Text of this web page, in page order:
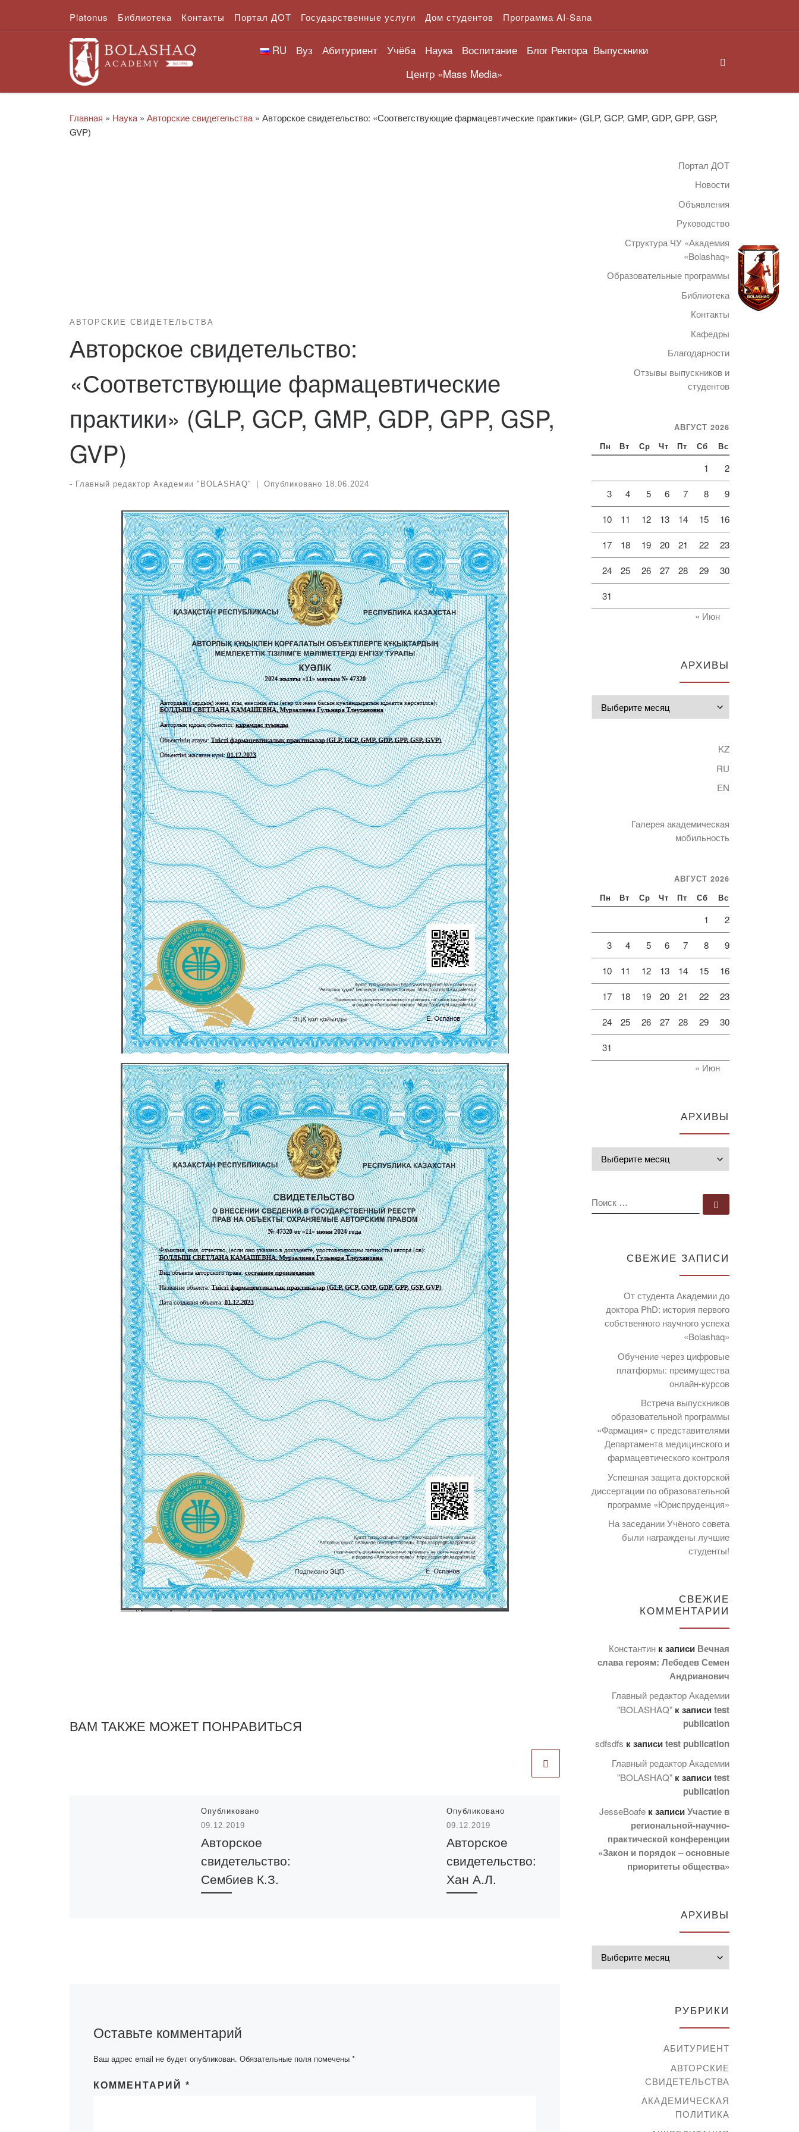
Перейти к содержимому
Platonus Библиотека Контакты Портал ДОТ Государственные услуги Дом студентов Программа AI-Sana
RU Вуз Абитуриент Учёба Наука Воспитание Блог Ректора Выпускники
Центр «Mass Media»
Главная » Наука » Авторские свидетельства » Авторское свидетельство: «Соответствующие фармацевтические практики» (GLP, GCP, GMP, GDP, GPP, GSP,
GVP)
АВТОРСКИЕ СВИДЕТЕЛЬСТВА
Авторское свидетельство:
«Соответствующие фармацевтические
практики» (GLP, GCP, GMP, GDP, GPP, GSP,
GVP)
- Главный редактор Академии "BOLASHAQ" Опубликовано 18.06.2024
ВАМ ТАКЖЕ МОЖЕТ ПОНРАВИТЬСЯ
Опубликовано
09.12.2019
Авторское
свидетельство:
Сембиев К.З.
издание литературного
Опубликовано
09.12.2019
Авторское
свидетельство:
Хан А.Л.
Опубликовано
20.12.2019
Авторское
свидетельство:
коллективный
автор
Оставьте комментарий
Ваш адрес email не будет опубликован. Обязательные поля помечены *
КОММЕНТАРИЙ *
Портал ДОТ
Новости
Объявления
Руководство
Структура ЧУ «Академия
«Bolashaq»
Образовательные программы
Библиотека
Контакты
Кафедры
Благодарности
Отзывы выпускников и
студентов
АВГУСТ 2026
Пн Вт Ср Чт Пт Сб Вс
1 2
3 4 5 6 7 8 9
10 11 12 13 14 15 16
17 18 19 20 21 22 23
24 25 26 27 28 29 30
31
« Июн
АРХИВЫ
KZ
RU
EN
Галерея академическая
мобильность
АВГУСТ 2026
Пн Вт Ср Чт Пт Сб Вс
1 2
3 4 5 6 7 8 9
10 11 12 13 14 15 16
17 18 19 20 21 22 23
24 25 26 27 28 29 30
31
« Июн
АРХИВЫ
ПОИСК
СВЕЖИЕ ЗАПИСИ
От студента Академии до
доктора PhD: история первого
собственного научного успеха
«Bolashaq»
Обучение через цифровые
платформы: преимущества
онлайн-курсов
Встреча выпускников
образовательной программы
«Фармация» с представителями
Департамента медицинского и
фармацевтического контроля
Успешная защита докторской
диссертации по образовательной
программе «Юриспруденция»
На заседании Учёного совета
были награждены лучшие
студенты!
СВЕЖИЕ
КОММЕНТАРИИ
Константин к записи Вечная
слава героям: Лебедев Семен
Андрианович
Главный редактор Академии
"BOLASHAQ" к записиtest
publication
sdfsdfs к записиtest publication
Главный редактор Академии
"BOLASHAQ" к записиtest
publication
JesseBoafe к записиУчастие в
региональной-научно-
практической конференции
«Закон и порядок – основные
приоритеты общества»
АРХИВЫ
РУБРИКИ
АБИТУРИЕНТ
АВТОРСКИЕ
СВИДЕТЕЛЬСТВА
АКАДЕМИЧЕСКАЯ
ПОЛИТИКА
Telegram